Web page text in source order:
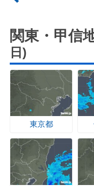
関東・甲信
日)
東京都